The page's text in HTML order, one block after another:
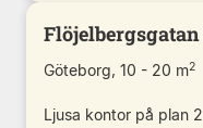
Flöjelbergsgatan
Göteborg, 10 - 20 m2
Ljusa kontor på plan